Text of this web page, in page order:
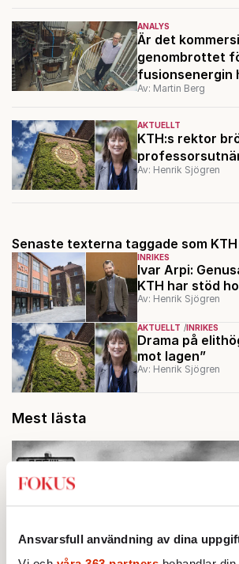
Ansvarsfull användning av dina
ANALYS
Är det
genombrottet
fusionsenergin
Av: Martin Berg
AKTUELLT
KTH:s rektor
Av: Henrik Sjögren
Senaste texterna taggade som KTH
INRIKES
Ivar Arpi:
KTH har stöd
Av: Henrik Sjögren
AKTUELLT INRIKES
Drama på
mot lagen”
Av: Henrik Sjögren
Mest lästa